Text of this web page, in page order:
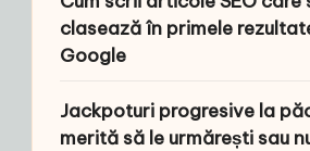
clasează în primele
Google
Jackpoturi progresive la
merită să le urmărești sau